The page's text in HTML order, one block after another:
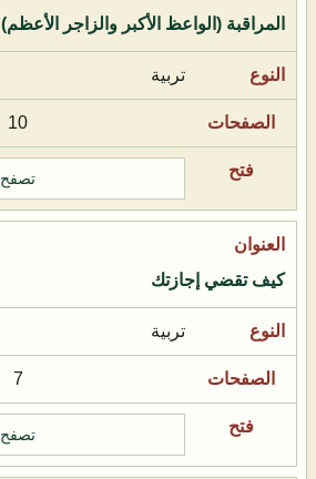
المراقبة (الواعظ الأكبر والزاجر الأعظم)
تربية
10
تصفح
كيف تقضي إجازتك
تربية
7
تصفح